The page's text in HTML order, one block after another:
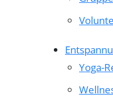
Yoga-